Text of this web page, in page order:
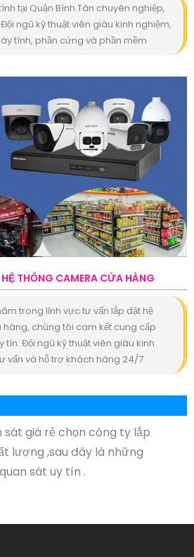
tại Quận Bình Tân chuyên nghiệp,
ngũ kỹ thuật viên giàu kinh nghiệm,
tính, phần cứng và phần mềm
THỐNG CAMERA CỬA HÀNG
trong lĩnh vực tư vấn lắp đặt hệ
chúng tôi cam kết cung cấp
tín. Đội ngũ kỹ thuật viên giàu kinh
vấn và hỗ trợ khách hàng 24/7
giá rẻ chọn công ty lắp
lượng ,sau đây là những
sát uy tín .